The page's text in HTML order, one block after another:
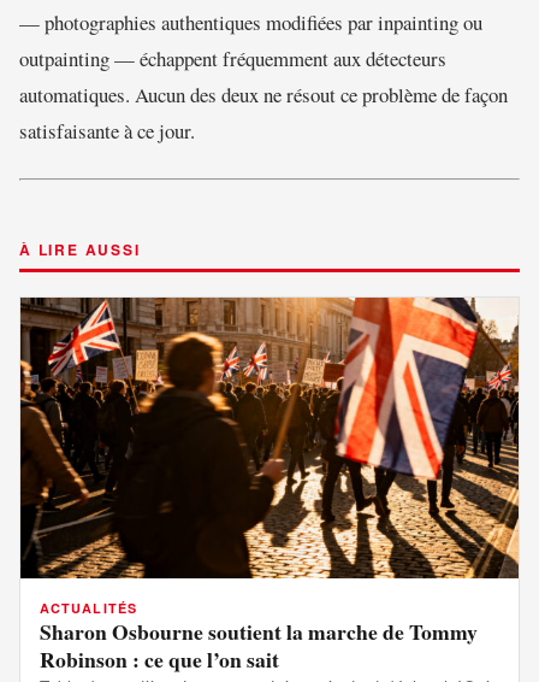
— photographies authentiques modifiées par inpainting ou
outpainting — échappent fréquemment aux détecteurs
automatiques. Aucun des deux ne résout ce problème de façon
satisfaisante à ce jour.
À LIRE AUSSI
ACTUALITÉS
Sharon Osbourne soutient la marche de Tommy
Robinson : ce que l’on sait